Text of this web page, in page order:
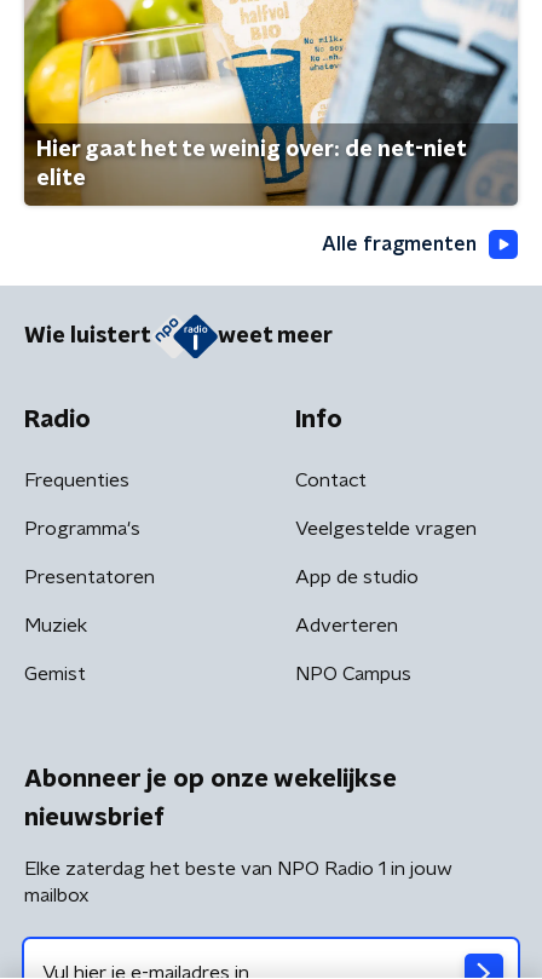
Hier gaat het te weinig over: de net-niet
elite
Alle fragmenten
Wie luistert weet meer
Radio
Frequenties
Programma's
Presentatoren
Muziek
Gemist
Info
Contact
Veelgestelde vragen
App de studio
Adverteren
NPO Campus
Abonneer je op onze wekelijkse
nieuwsbrief
Elke zaterdag het beste van NPO Radio 1 in jouw
mailbox